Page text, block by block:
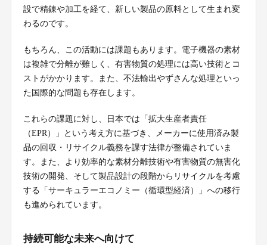
設で精錬や加工を経て、新しい製品の原料として生まれ変
わるのです。
もちろん、この活動には課題もあります。電子機器の素材
は複雑で分離が難しく、有害物質の処理には高い技術とコ
ストがかかります。また、不法輸出やずさんな処理といっ
た国際的な問題も存在します。
これらの課題に対し、日本では「拡大生産者責任
（EPR）」という考え方に基づき、メーカーに使用済み製
品の回収・リサイクル義務を課す法律が整備されていま
す。また、より効率的な素材分離技術や有害物質の無害化
技術の開発、そして製品設計の段階からリサイクルを考慮
する「サーキュラーエコノミー（循環型経済）」への移行
も進められています。
持続可能な未来へ向けて